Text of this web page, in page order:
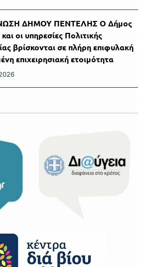
ΔΗΜΟΥ ΠΕΝΤΕΛΗΣ Ο Δήμος
οι υπηρεσίες Πολιτικής
βρίσκονται σε πλήρη επιφυλακή
επιχειρησιακή ετοιμότητα